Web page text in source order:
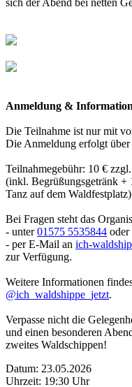
sich der Abend bei netten
Anmeldung &
Die Teilnahme ist nur mit
Die Anmeldung erfolgt
Teilnahmegebühr: 10 €
(inkl. Begrüßungsgetränk +
Tanz auf dem Waldfestplatz)
Bei Fragen steht das
- unter01575 5535844 oder
- per E-Mail an ich-
zur Verfügung.
Weitere Informationen
@ich_waldshippe_jetzt.
Verpasse nicht die
und einen besonderen
zweites Waldschippen!
Datum: 23.05.2026
Uhrzeit: 19:30 Uhr